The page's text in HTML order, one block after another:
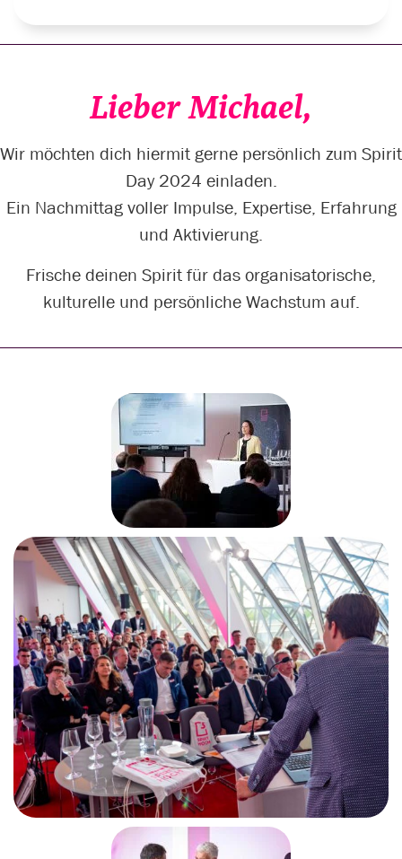
Lieber Michael,
Wir möchten dich hiermit gerne persönlich zum Spirit
Day 2024 einladen.
Ein Nachmittag voller Impulse, Expertise, Erfahrung
und Aktivierung.
Frische deinen Spirit für das organisatorische,
kulturelle und persönliche Wachstum auf.